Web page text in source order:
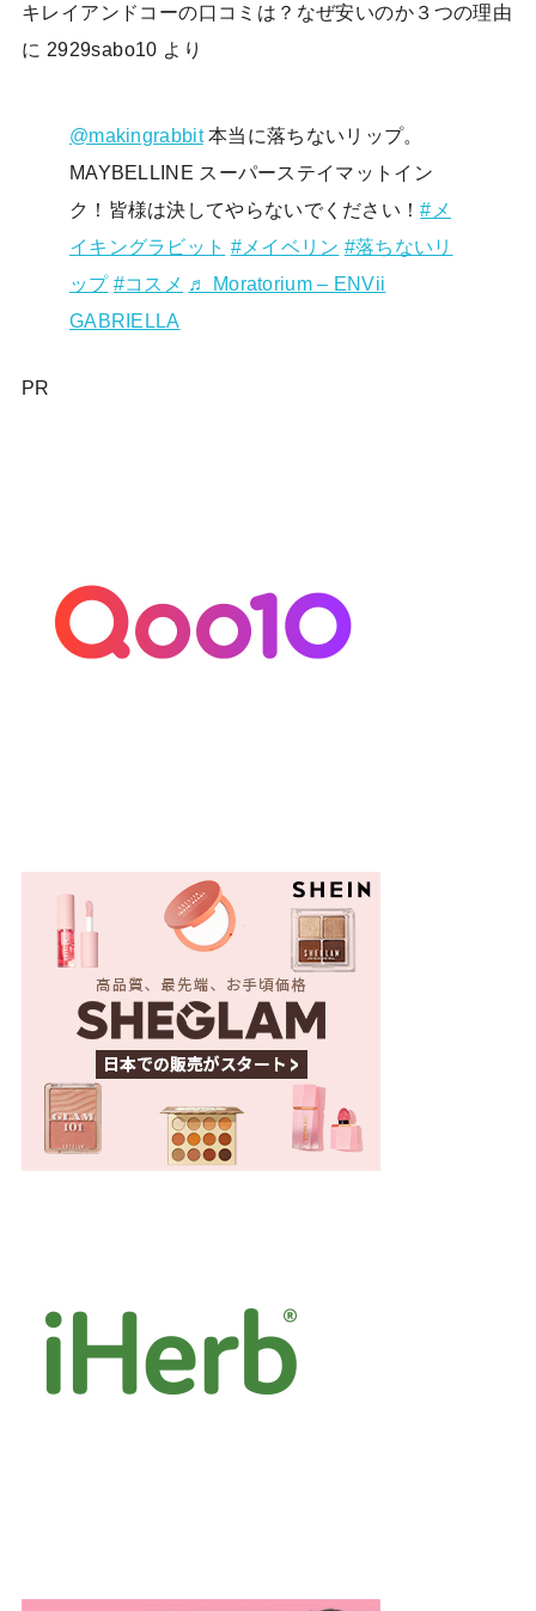
キレイアンドコーの口コミは？なぜ安いのか３つの理由
に 2929sabo10 より
@makingrabbit本当に落ちないリップ。
MAYBELLINE スーパーステイマットイン
ク！皆様は決してやらないでください！#メ
イキングラビット #メイベリン #落ちないリ
ップ #コスメ ♬ Moratorium – ENVii
GABRIELLA
PR